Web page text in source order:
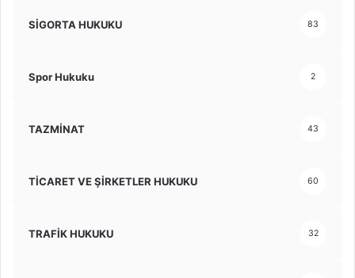
SİGORTA HUKUKU 83
Spor Hukuku 2
TAZMİNAT 43
TİCARET VE ŞİRKETLER HUKUKU 60
TRAFİK HUKUKU 32